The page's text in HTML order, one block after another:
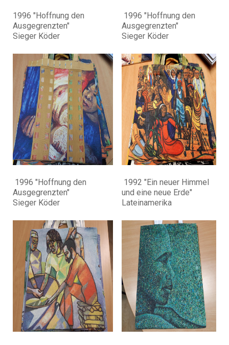
1996 "Hoffnung den
Ausgegrenzten"
Sieger Köder
1996 "Hoffnung den
Ausgegrenzten"
Sieger Köder
1996 "Hoffnung den
Ausgegrenzten"
Sieger Köder
1992 "Ein neuer Himmel
und eine neue Erde"
Lateinamerika